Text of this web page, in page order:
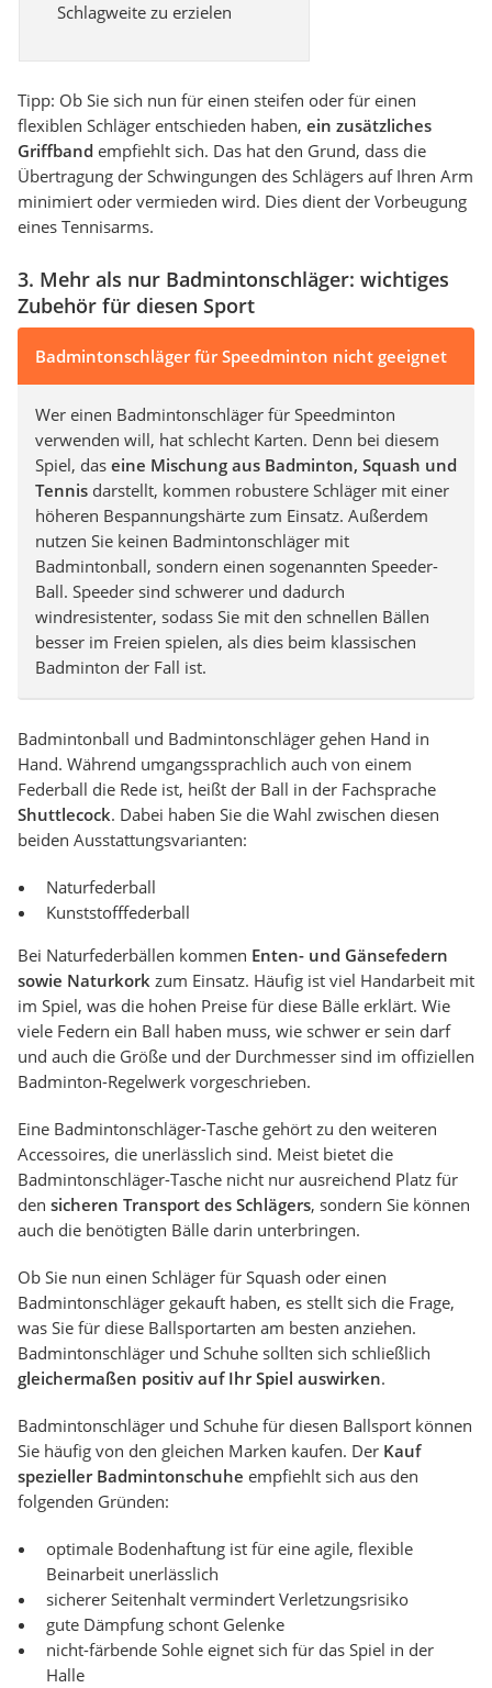
Schlagweite zu erzielen
Tipp: Ob Sie sich nun für einen steifen oder für einen
flexiblen Schläger entschieden haben, ein zusätzliches
Griffband empfiehlt sich. Das hat den Grund, dass die
Übertragung der Schwingungen des Schlägers auf Ihren Arm
minimiert oder vermieden wird. Dies dient der Vorbeugung
eines Tennisarms.
3. Mehr als nur Badmintonschläger: wichtiges
Zubehör für diesen Sport
Badmintonschläger für Speedminton nicht geeignet
Wer einen Badmintonschläger für Speedminton
verwenden will, hat schlecht Karten. Denn bei diesem
Spiel, das eine Mischung aus Badminton, Squash und
Tennis darstellt, kommen robustere Schläger mit einer
höheren Bespannungshärte zum Einsatz. Außerdem
nutzen Sie keinen Badmintonschläger mit
Badmintonball, sondern einen sogenannten Speeder-
Ball. Speeder sind schwerer und dadurch
windresistenter, sodass Sie mit den schnellen Bällen
besser im Freien spielen, als dies beim klassischen
Badminton der Fall ist.
Badmintonball und Badmintonschläger gehen Hand in
Hand. Während umgangssprachlich auch von einem
Federball die Rede ist, heißt der Ball in der Fachsprache
Shuttlecock. Dabei haben Sie die Wahl zwischen diesen
beiden Ausstattungsvarianten:
Naturfederball
Kunststofffederball
Bei Naturfederbällen kommen Enten- und Gänsefedern
sowie Naturkork zum Einsatz. Häufig ist viel Handarbeit mit
im Spiel, was die hohen Preise für diese Bälle erklärt. Wie
viele Federn ein Ball haben muss, wie schwer er sein darf
und auch die Größe und der Durchmesser sind im offiziellen
Badminton-Regelwerk vorgeschrieben.
Eine Badmintonschläger-Tasche gehört zu den weiteren
Accessoires, die unerlässlich sind. Meist bietet die
Badmintonschläger-Tasche nicht nur ausreichend Platz für
den sicheren Transport des Schlägers, sondern Sie können
auch die benötigten Bälle darin unterbringen.
Ob Sie nun einen Schläger für Squash oder einen
Badmintonschläger gekauft haben, es stellt sich die Frage,
was Sie für diese Ballsportarten am besten anziehen.
Badmintonschläger und Schuhe sollten sich schließlich
gleichermaßen positiv auf Ihr Spiel auswirken.
Badmintonschläger und Schuhe für diesen Ballsport können
Sie häufig von den gleichen Marken kaufen. Der Kauf
spezieller Badmintonschuhe empfiehlt sich aus den
folgenden Gründen:
optimale Bodenhaftung ist für eine agile, flexible
Beinarbeit unerlässlich
sicherer Seitenhalt vermindert Verletzungsrisiko
gute Dämpfung schont Gelenke
nicht-färbende Sohle eignet sich für das Spiel in der
Halle